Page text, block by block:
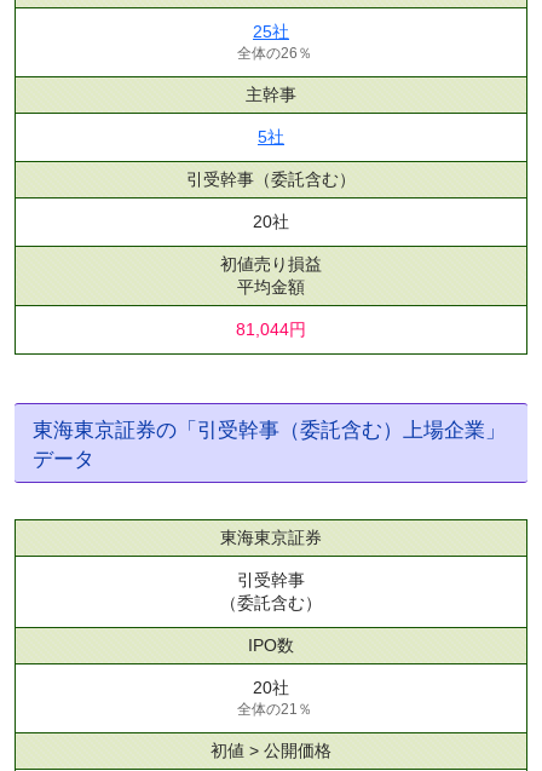
25社
全体の26％
主幹事
5社
引受幹事 （委託含む）
20社
初値売り損益
平均金額
81,044円
東海東京証券の「引受幹事（委託含む）上場企業」
データ
東海東京証券
引受幹事
（委託含む）
IPO数
20社
全体の21％
初値 > 公開価格